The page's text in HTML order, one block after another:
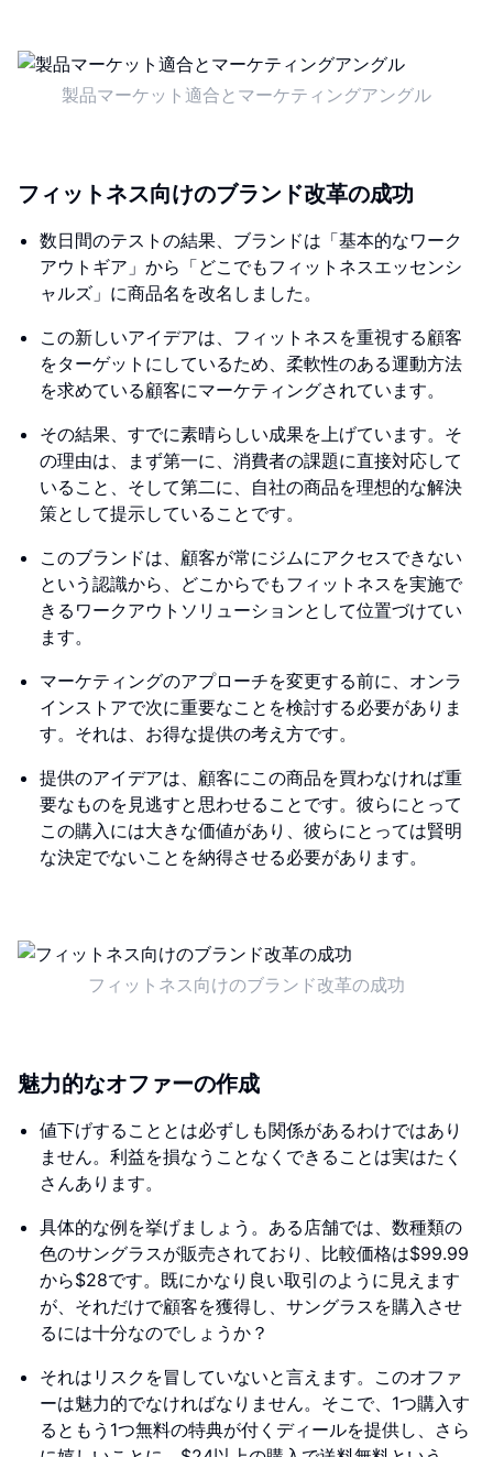
製品マーケット適合とマーケティングアングル
フィットネス向けのブランド改革の成功
数日間のテストの結果、ブランドは「基本的なワーク
アウトギア」から「どこでもフィットネスエッセンシ
ャルズ」に商品名を改名しました。
この新しいアイデアは、フィットネスを重視する顧客
をターゲットにしているため、柔軟性のある運動方法
を求めている顧客にマーケティングされています。
その結果、すでに素晴らしい成果を上げています。そ
の理由は、まず第一に、消費者の課題に直接対応して
いること、そして第二に、自社の商品を理想的な解決
策として提示していることです。
このブランドは、顧客が常にジムにアクセスできない
という認識から、どこからでもフィットネスを実施で
きるワークアウトソリューションとして位置づけてい
ます。
マーケティングのアプローチを変更する前に、オンラ
インストアで次に重要なことを検討する必要がありま
す。それは、お得な提供の考え方です。
提供のアイデアは、顧客にこの商品を買わなければ重
要なものを見逃すと思わせることです。彼らにとって
この購入には大きな価値があり、彼らにとっては賢明
な決定でないことを納得させる必要があります。
フィットネス向けのブランド改革の成功
魅力的なオファーの作成
値下げすることとは必ずしも関係があるわけではあり
ません。利益を損なうことなくできることは実はたく
さんあります。
具体的な例を挙げましょう。ある店舗では、数種類の
色のサングラスが販売されており、比較価格は$99.99
から$28です。既にかなり良い取引のように見えます
が、それだけで顧客を獲得し、サングラスを購入させ
るには十分なのでしょうか？
それはリスクを冒していないと言えます。このオファ
ーは魅力的でなければなりません。そこで、1つ購入す
るともう1つ無料の特典が付くディールを提供し、さら